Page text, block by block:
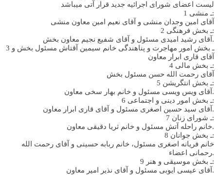
لیست اعضای شورای اجرائیه جدید قرار آتی میباشد
1 ـ منشی:
آقای امین وجدان منشی و آقای نعیم امین معاون منشی
2 ـ بخش فرهنگی:
آقای رشید امیدی مسئول و آقای شفیع نجیم معاون بخش.
3 ـ بخش امور مهاجرت و پناهندگی خانم سیمین آقتاش مسئول بخش و
آقای قاری ابرار معاون
4 ـ بخش مالی:
آقای رحمت الله حسن مسئول بخش
5 ـ بخش انتگریشن:
آقای ویس ویسی مسئول و خانم بهار سخی معاون.
6 ـ بخش امور دینی و اجتماعی:
آقای سید حسین اصغری مسئول و آقای قاری ابرار معاون.
7 ـ شورای زنان:
خانم راحله آتش مسئول و خانم ثریا دقیقی معاون.
8 ـ بخش جوانان:
خانم فریانه اصغری مسئول، خانم ربابه حسینی و آقای رحمت الله
رحمانی اعضاء.
9 ـ بخش موسیقی و هنر:
آقای عیسی ایوبی مسئول و آقای نذیر امیر معاون.